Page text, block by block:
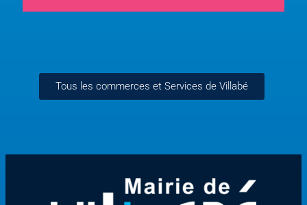
Tous les commerces et Services de Villabé